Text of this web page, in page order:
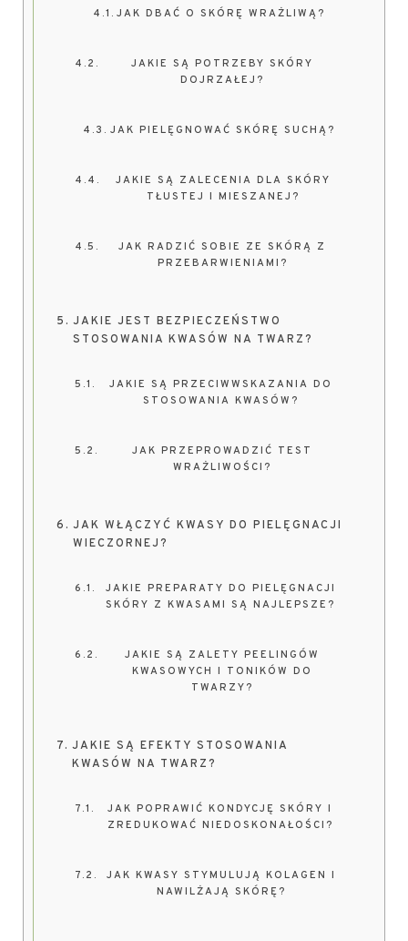
JAK DBAĆ O SKÓRĘ WRAŻLIWĄ?
JAKIE SĄ POTRZEBY SKÓRY
DOJRZAŁEJ?
JAK PIELĘGNOWAĆ SKÓRĘ SUCHĄ?
JAKIE SĄ ZALECENIA DLA SKÓRY
TŁUSTEJ I MIESZANEJ?
JAK RADZIĆ SOBIE ZE SKÓRĄ Z
PRZEBARWIENIAMI?
JAKIE JEST BEZPIECZEŃSTWO
STOSOWANIA KWASÓW NA TWARZ?
JAKIE SĄ PRZECIWWSKAZANIA DO
STOSOWANIA KWASÓW?
JAK PRZEPROWADZIĆ TEST
WRAŻLIWOŚCI?
JAK WŁĄCZYĆ KWASY DO PIELĘGNACJI
WIECZORNEJ?
JAKIE PREPARATY DO PIELĘGNACJI
SKÓRY Z KWASAMI SĄ NAJLEPSZE?
JAKIE SĄ ZALETY PEELINGÓW
KWASOWYCH I TONIKÓW DO
TWARZY?
JAKIE SĄ EFEKTY STOSOWANIA
KWASÓW NA TWARZ?
JAK POPRAWIĆ KONDYCJĘ SKÓRY I
ZREDUKOWAĆ NIEDOSKONAŁOŚCI?
JAK KWASY STYMULUJĄ KOLAGEN I
NAWILŻAJĄ SKÓRĘ?